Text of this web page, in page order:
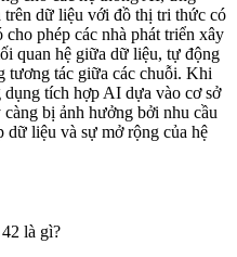
trên dữ liệu với đồ thị tri thức có
phép các nhà phát triển xây
quan hệ giữa dữ liệu, tự động
tương tác giữa các chuỗi. Khi
tích hợp AI dựa vào cơ sở
bị ảnh hưởng bởi nhu cầu
dữ liệu và sự mở rộng của hệ
là gì?